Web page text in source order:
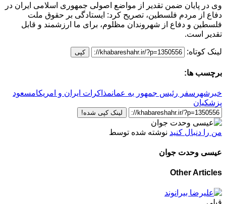
وی در پایان ضمن تقدیر از مواضع اصولی جمهوری اسلامی ایران در
دفاع از مردم فلسطین، تصریح کرد: ایستادگی بر حقوق ملت
فلسطین و دفاع از شهروندان مظلوم، برای ما ارزشمند و قابل
تقدیر است.
لینک کوتاه: کپی
برچسب ها:
خبرشهر سفر رئیس جمهور به عمانمذاکرات ایران و امریکامسعود
پزشکیان
لینک کپی شده!
من را دنبال کنید نوشته شده توسط
عیسی وحدت جوان
Other Articles
قبلی